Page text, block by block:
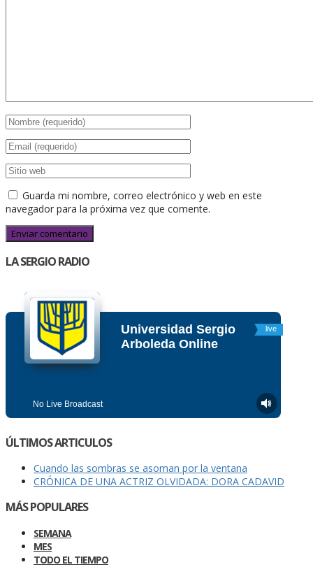
Guarda mi nombre, correo electrónico y web en este
navegador para la próxima vez que comente.
LA SERGIO RADIO
ÚLTIMOS ARTICULOS
Cuando las sombras se asoman por la ventana
CRÓNICA DE UNA ACTRIZ OLVIDADA: DORA CADAVID
MÁS POPULARES
SEMANA
MES
TODO EL TIEMPO